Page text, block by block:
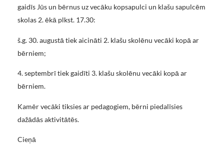
gaidīs Jūs un bērnus uz vecāku kopsapulci un klašu sapulcēm
skolas 2. ēkā plkst. 17.30:
š.g. 30. augustā tiek aicināti 2. klašu skolēnu vecāki kopā ar
bērniem;
4. septembrī tiek gaidīti 3. klašu skolēnu vecāki kopā ar
bērniem.
Kamēr vecāki tiksies ar pedagogiem, bērni piedalīsies
dažādās aktivitātēs.
Cieņā